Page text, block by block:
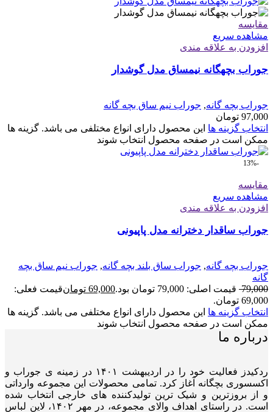
مقایسه
مشاهده سریع
افزودن به علاقه مندی
جوراب بچهگانه نیمساق مدل گوشدار
جوراب بچه گانه, جوراب نیم ساق بچه گانه
97,000 تومان
انتخاب گزینه ها این محصول دارای انواع مختلفی می باشد. گزینه ها
ممکن است در صفحه محصول انتخاب شوند
-13%
مقایسه
مشاهده سریع
افزودن به علاقه مندی
جوراب ساقدار دخترانه مدل پاپیونی
جوراب بچه گانه, جوراب ساق بلند بچه گانه, جوراب نیم ساق بچه
گانه
79,000 قیمت اصلی: 79,000 تومان بود. 69,000 تومانقیمت فعلی:
69,000 تومان.
انتخاب گزینه ها این محصول دارای انواع مختلفی می باشد. گزینه ها
ممکن است در صفحه محصول انتخاب شوند
درباره ما
ردکیدز فعالیت خود را در اردیبهشت ۱۴۰۱ در زمینه ی جوراب و
اکسسوری بچگانه آغاز کرد. تمامی محصولات این مجموعه وارداتی
و از بروزترین و شیک ترین تولیدکننده های خارجی انتخاب شده
است. در راستای اهداف والای مجموعه، در مهر ۱۴۰۲، لاین لباس